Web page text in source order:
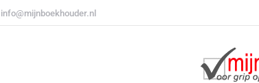
info@mijnboekhouder.nl
Home